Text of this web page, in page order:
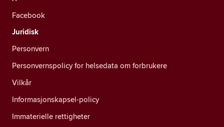
Facebook
Juridisk
Personvern
Personvernspolicy for helsedata om forbrukere
Vilkår
Informasjonskapsel-policy
Immaterielle rettigheter